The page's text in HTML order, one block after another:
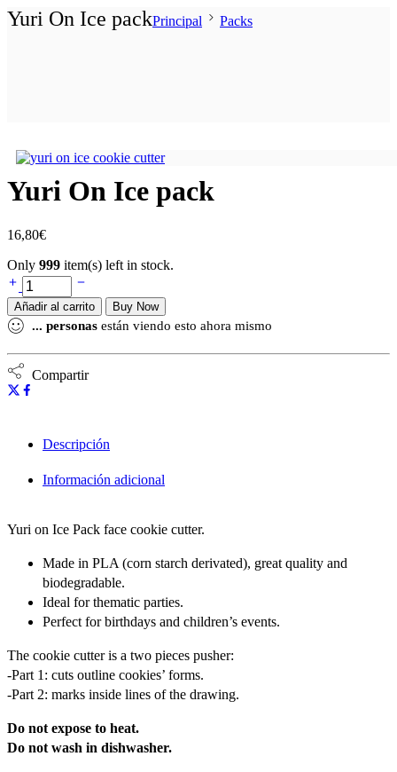
Yuri On Ice packPrincipal Packs
Yuri On Ice pack
16,80€
Only 999 item(s) left in stock.
Añadir al carrito Buy Now
... personas están viendo esto ahora mismo
Compartir
Descripción
Información adicional
Yuri on Ice Pack face cookie cutter.
Made in PLA (corn starch derivated), great quality and
biodegradable.
Ideal for thematic parties.
Perfect for birthdays and children’s events.
The cookie cutter is a two pieces pusher:
-Part 1: cuts outline cookies’ forms.
-Part 2: marks inside lines of the drawing.
Do not expose to heat.
Do not wash in dishwasher.